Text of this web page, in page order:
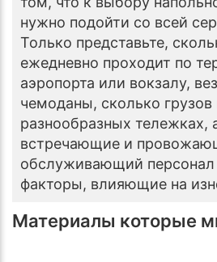
нужно подойти со всей
Только представьте,
ежедневно проходит по
аэропорта или вокзалу,
чемоданы, сколько грузов
разнообразных тележках,
встречающие и
обслуживающий персонал
факторы, влияющие на
Материалы которые